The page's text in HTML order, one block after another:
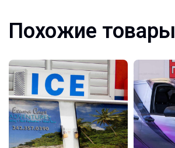
Похожие товары